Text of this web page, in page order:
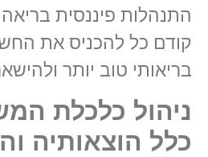
התנהלות פיננסית בריאה
קודם כל להכניס את
בריאותי טוב יותר
ניהול כלכלת
כלל הוצאותיה